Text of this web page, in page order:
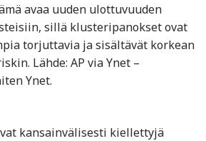
avaa uuden ulottuvuuden
sillä klusteripanokset ovat
torjuttavia ja sisältävät korkean
Lähde: AP via Ynet –
Ynet.
kansainvälisesti kiellettyjä